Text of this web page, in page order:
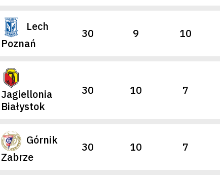
Lech
Poznań
30 9 10
Jagiellonia
Białystok
30 10 7
Górnik
Zabrze
30 10 7